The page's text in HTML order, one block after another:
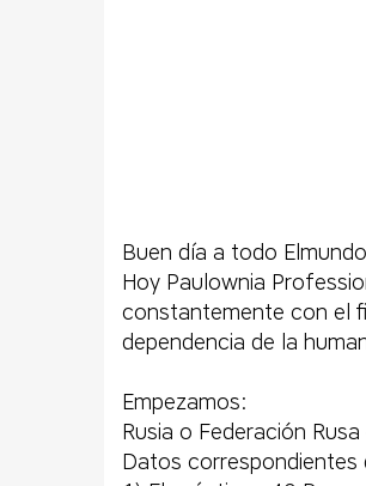
Buen día a todo
Hoy Paulownia
constantemente con el
dependencia de la
Empezamos:
Rusia o Federación
Datos correspondientes